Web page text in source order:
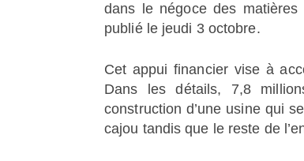
dans le négoce des matières
publié le jeudi 3 octobre.
Cet appui financier vise à
Dans les détails, 7,8
construction d’une usine qui
cajou tandis que le reste de